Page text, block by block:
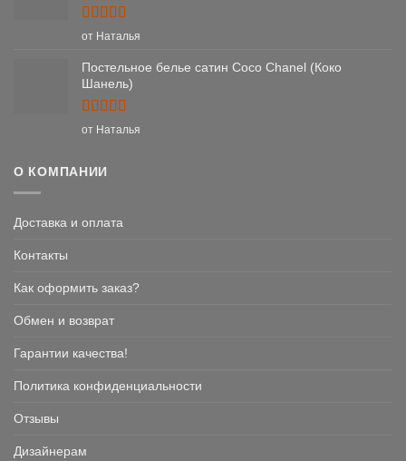
Оценка5
от Наталья
Постельное белье сатин Coco Chanel (Коко
Шанель)
Оценка5
от Наталья
О КОМПАНИИ
Доставка и оплата
Контакты
Как оформить заказ?
Обмен и возврат
Гарантии качества!
Политика конфиденциальности
Отзывы
Дизайнерам